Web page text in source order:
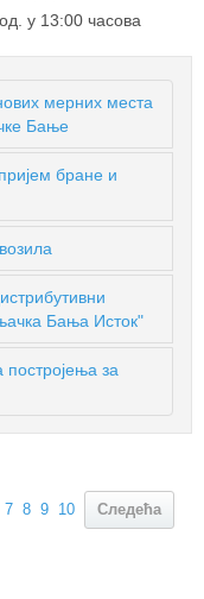
у 13:00 часова
мерних места
Бање
бране и
Бања Исток"
за
7 8 9 10 Следећа